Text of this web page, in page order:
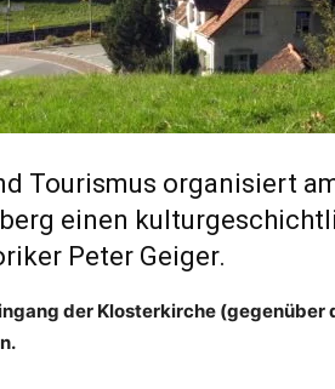
Tourismus organisiert
einen
Peter Geiger.
der Klosterkirche (gegenüber